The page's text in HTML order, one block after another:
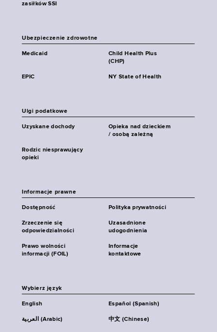
zasiłków SSI
Ubezpieczenie zdrowotne
Medicaid
Child Health Plus
(CHP)
EPIC NY State of Health
Ulgi podatkowe
Uzyskane dochody
Opieka nad dzieckiem
/ osobą zależną
Rodzic niesprawujący
opieki
Informacje prawne
Dostępność Polityka prywatności
Zrzeczenie się
odpowiedzialności
Uzasadnione
udogodnienia
Prawo wolności
informacji (FOIL)
Informacje
kontaktowe
Wybierz język
English Español (Spanish)
العربية (Arabic) 中文 (Chinese)